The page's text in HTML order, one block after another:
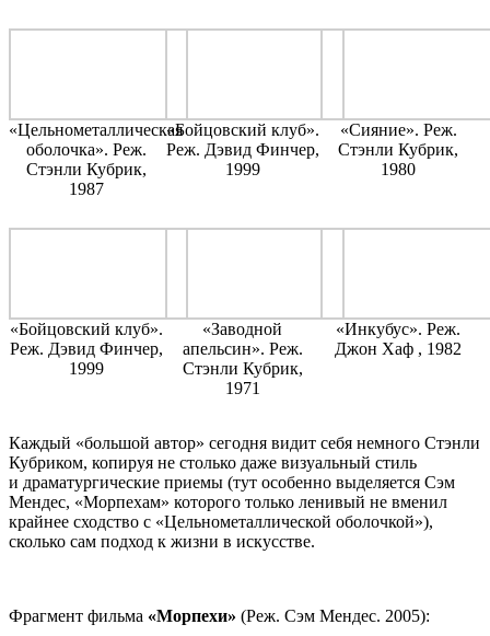
«Цельнометаллическая
оболочка». Реж.
Стэнли Кубрик,
1987
«Бойцовский клуб».
Реж. Дэвид Финчер,
1999
«Сияние». Реж.
Стэнли Кубрик,
1980
«Бойцовский клуб».
Реж. Дэвид Финчер,
1999
«Заводной
апельсин». Реж.
Стэнли Кубрик,
1971
«Инкубус». Реж.
Джон Хаф , 1982
Каждый «большой автор» сегодня видит себя немного Стэнли
Кубриком, копируя не столько даже визуальный стиль
и драматургические приемы (тут особенно выделяется Сэм
Мендес, «Морпехам» которого только ленивый не вменил
крайнее сходство с «Цельнометаллической оболочкой»),
сколько сам подход к жизни в искусстве.
Фрагмент фильма «Морпехи» (Реж. Сэм Мендес. 2005):